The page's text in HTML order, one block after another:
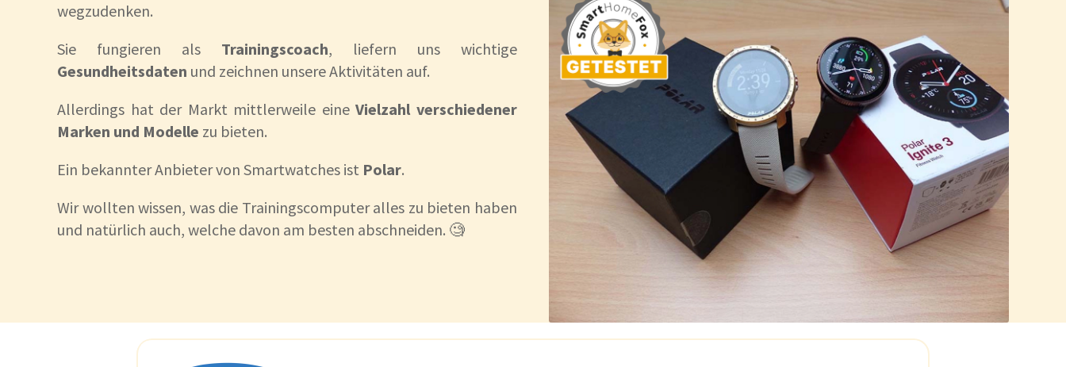
wegzudenken.
Sie fungieren als Trainingscoach, liefern uns wichtige
Gesundheitsdaten und zeichnen unsere Aktivitäten auf.
Allerdings hat der Markt mittlerweile eineVielzahl verschiedener
Marken und Modelle zu bieten.
Ein bekannter Anbieter von Smartwatches ist Polar.
Wir wollten wissen, was die Trainingscomputer alles zu bieten haben
und natürlich auch, welche davon am besten abschneiden. 🧐